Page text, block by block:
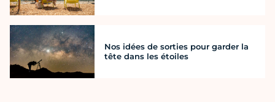
Nos idées de sorties pour garder la
tête dans les étoiles